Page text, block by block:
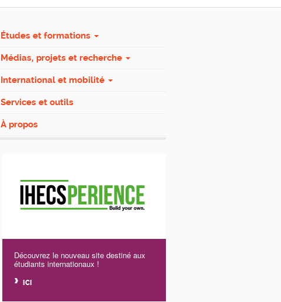
Études et formations
Médias, projets et recherche
International et mobilité
Services et outils
À propos
Découvrez le nouveau site destiné aux
étudiants internationaux !
ICI